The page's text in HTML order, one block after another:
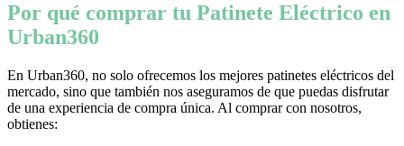
Por qué comprar tu Patinete Eléctrico en
Urban360
En Urban360, no solo ofrecemos los mejores patinetes eléctricos del
mercado, sino que también nos aseguramos de que puedas disfrutar
de una experiencia de compra única. Al comprar con nosotros,
obtienes: